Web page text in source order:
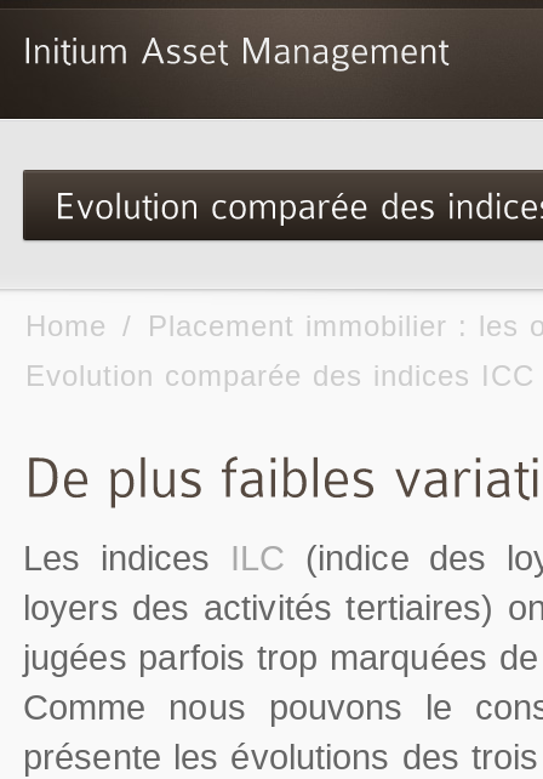
Home / Placement immobilier : les
Evolution comparée des indices
Les indices ILC (indice des
loyers des activités tertiaires)
jugées parfois trop marquées de
Comme nous pouvons le
présente les évolutions des